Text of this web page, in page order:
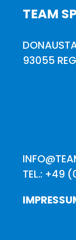
TEAM
93055
TEL.: +49